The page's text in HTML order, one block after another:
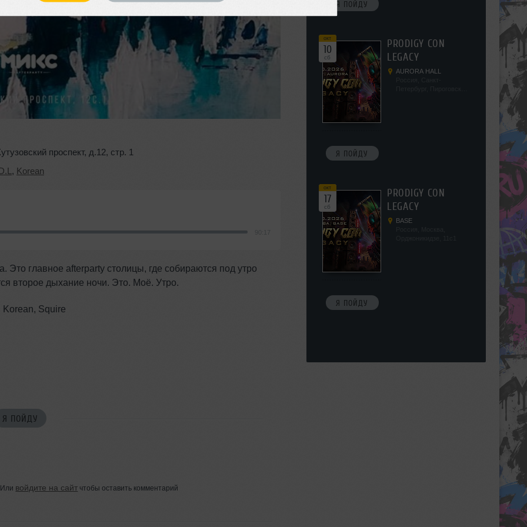
проспект, д.12, стр. 1
, Korean
главное afterparty столицы, где собираются под утро
второе дыхание ночи. Это. Моё. Утро.
Korean, Squire
Я ПОЙДУ
войдите на сайт чтобы оставить комментарий
Я ПОЙДУ
окт
10
сб
Я ПОЙДУ
PRODIGY CON
LEGACY
AURORA HALL
окт
17
сб
Я ПОЙДУ
PRODIGY CON
LEGACY
BASE